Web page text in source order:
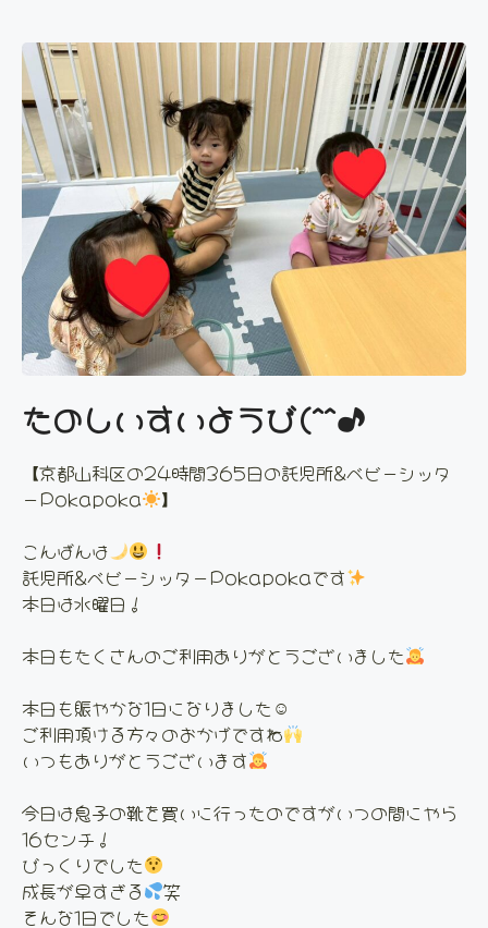
たのしいすいようび(^^♪
【京都山科区の24時間365日の託児所&ベビーシッタ
ーPokapoka
】
こんばんは
託児所&ベビーシッターPokapokaです
本日は水曜日！
本日もたくさんのご利用ありがとうございました
本日も賑やかな1日になりました☺
ご利用頂ける方々のおかげですね
いつもありがとうございます
今日は息子の靴を買いに行ったのですがいつの間にやら
16センチ！
びっくりでした
成長が早すぎる
笑
そんな1日でした